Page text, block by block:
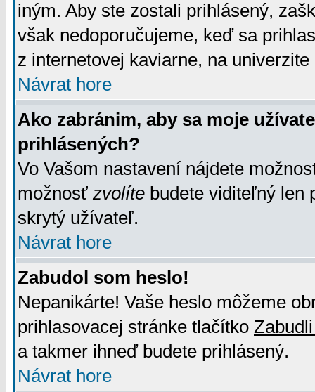
iným. Aby ste zostali prihlásený,
však nedoporučujeme, keď sa
z internetovej kaviarne, na univerzite
Návrat hore
Ako zabránim, aby sa moje
prihlásených?
Vo Vašom nastavení nájdete
možnosť zvolíte budete viditeľný len
skrytý užívateľ.
Návrat hore
Zabudol som heslo!
Nepanikárte! Vaše heslo môžeme
prihlasovacej stránke tlačítko
a takmer ihneď budete prihlásený.
Návrat hore